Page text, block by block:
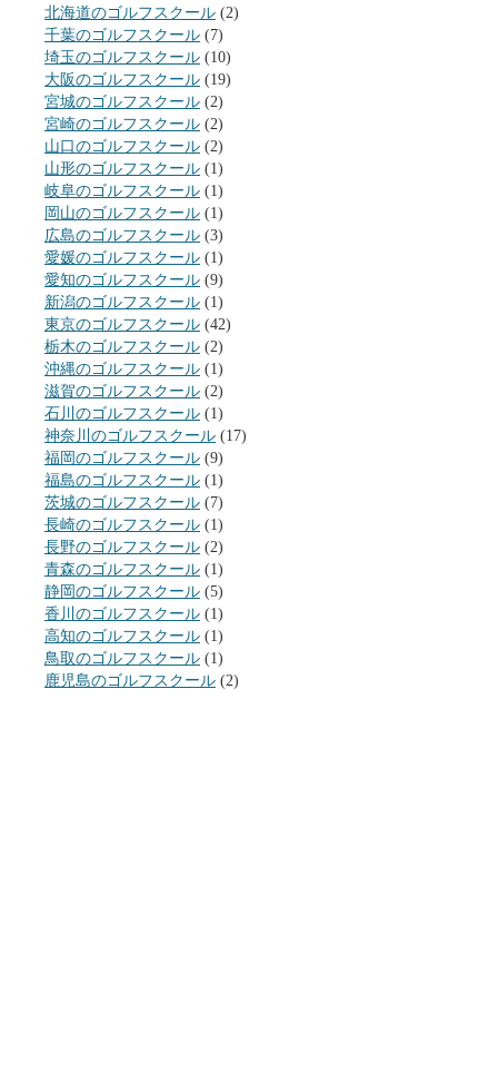
北海道のゴルフスクール (2)
千葉のゴルフスクール (7)
埼玉のゴルフスクール (10)
大阪のゴルフスクール (19)
宮城のゴルフスクール (2)
宮崎のゴルフスクール (2)
山口のゴルフスクール (2)
山形のゴルフスクール (1)
岐阜のゴルフスクール (1)
岡山のゴルフスクール (1)
広島のゴルフスクール (3)
愛媛のゴルフスクール (1)
愛知のゴルフスクール (9)
新潟のゴルフスクール (1)
東京のゴルフスクール (42)
栃木のゴルフスクール (2)
沖縄のゴルフスクール (1)
滋賀のゴルフスクール (2)
石川のゴルフスクール (1)
神奈川のゴルフスクール (17)
福岡のゴルフスクール (9)
福島のゴルフスクール (1)
茨城のゴルフスクール (7)
長崎のゴルフスクール (1)
長野のゴルフスクール (2)
青森のゴルフスクール (1)
静岡のゴルフスクール (5)
香川のゴルフスクール (1)
高知のゴルフスクール (1)
鳥取のゴルフスクール (1)
鹿児島のゴルフスクール (2)